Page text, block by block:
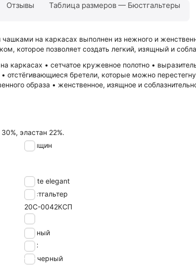
Отзывы Таблица размеров — Бюстгальтеры
на каркасах выполнен из нежного и
которое позволяет создать легкий, изящный и
каркасах • сетчатое кружевное полотно •
отстёгивающиеся бретели, которые можно
образа • женственное, изящное и
эластан 22%.
женщин
Conte elegant
Бюстгальтер
20С-0042КСП
EVA
черный
85C
черный